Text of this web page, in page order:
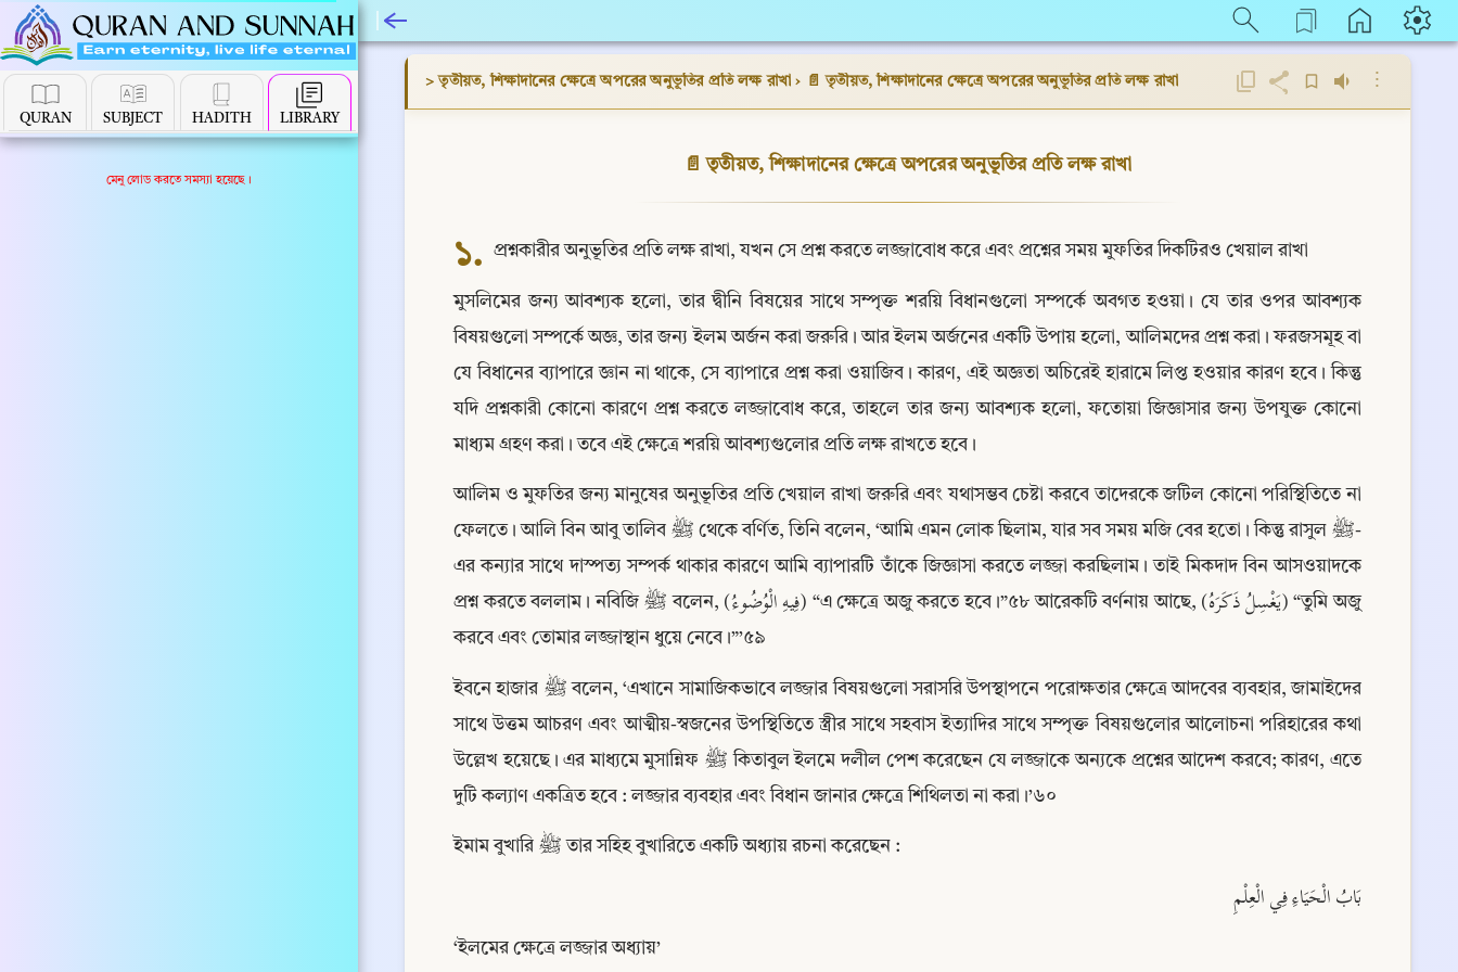
QURAN SUBJECT HADITH LIBRARY
মেনু লোড করতে সমস্যা হয়েছে।
> তৃতীয়ত, শিক্ষাদানের ক্ষেত্রে অপরের অনুভূতির প্রতি লক্ষ রাখা › 📄 তৃতীয়ত, শিক্ষাদানের ক্ষেত্রে অপরের অনুভূতির প্রতি লক্ষ রাখা ⋮
📄 তৃতীয়ত, শিক্ষাদানের ক্ষেত্রে অপরের অনুভূতির প্রতি লক্ষ রাখা
১. প্রশ্নকারীর অনুভূতির প্রতি লক্ষ রাখা, যখন সে প্রশ্ন করতে লজ্জাবোধ করে এবং প্রশ্নের সময় মুফতির দিকটিরও খেয়াল রাখা
মুসলিমের জন্য আবশ্যক হলো, তার দ্বীনি বিষয়ের সাথে সম্পৃক্ত শরয়ি বিধানগুলো সম্পর্কে অবগত হওয়া। যে তার ওপর আবশ্যক
বিষয়গুলো সম্পর্কে অজ্ঞ, তার জন্য ইলম অর্জন করা জরুরি। আর ইলম অর্জনের একটি উপায় হলো, আলিমদের প্রশ্ন করা। ফরজসমূহ বা
যে বিধানের ব্যাপারে জ্ঞান না থাকে, সে ব্যাপারে প্রশ্ন করা ওয়াজিব। কারণ, এই অজ্ঞতা অচিরেই হারামে লিপ্ত হওয়ার কারণ হবে। কিন্তু
যদি প্রশ্নকারী কোনো কারণে প্রশ্ন করতে লজ্জাবোধ করে, তাহলে তার জন্য আবশ্যক হলো, ফতোয়া জিজ্ঞাসার জন্য উপযুক্ত কোনো
মাধ্যম গ্রহণ করা। তবে এই ক্ষেত্রে শরয়ি আবশ্যগুলোর প্রতি লক্ষ রাখতে হবে।
আলিম ও মুফতির জন্য মানুষের অনুভূতির প্রতি খেয়াল রাখা জরুরি এবং যথাসম্ভব চেষ্টা করবে তাদেরকে জটিল কোনো পরিস্থিতিতে না
ফেলতে। আলি বিন আবু তালিব ﷺ থেকে বর্ণিত, তিনি বলেন, ‘আমি এমন লোক ছিলাম, যার সব সময় মজি বের হতো। কিন্তু রাসুল ﷺ-
এর কন্যার সাথে দাস্পত্য সম্পর্ক থাকার কারণে আমি ব্যাপারটি তাঁকে জিজ্ঞাসা করতে লজ্জা করছিলাম। তাই মিকদাদ বিন আসওয়াদকে
প্রশ্ন করতে বললাম। নবিজি ﷺ বলেন, (فِيهِ الْوُضُوءُ) “এ ক্ষেত্রে অজু করতে হবে।”৫৮ আরেকটি বর্ণনায় আছে, (يَغْسِلُ ذَكَرَهُ) “তুমি অজু
করবে এবং তোমার লজ্জাস্থান ধুয়ে নেবে।”’৫৯
ইবনে হাজার ﷺ বলেন, ‘এখানে সামাজিকভাবে লজ্জার বিষয়গুলো সরাসরি উপস্থাপনে পরোক্ষতার ক্ষেত্রে আদবের ব্যবহার, জামাইদের
সাথে উত্তম আচরণ এবং আত্মীয়-স্বজনের উপস্থিতিতে স্ত্রীর সাথে সহবাস ইত্যাদির সাথে সম্পৃক্ত বিষয়গুলোর আলোচনা পরিহারের কথা
উল্লেখ হয়েছে। এর মাধ্যমে মুসান্নিফ ﷺ কিতাবুল ইলমে দলীল পেশ করেছেন যে লজ্জাকে অন্যকে প্রশ্নের আদেশ করবে; কারণ, এতে
দুটি কল্যাণ একত্রিত হবে : লজ্জার ব্যবহার এবং বিধান জানার ক্ষেত্রে শিথিলতা না করা।’৬০
ইমাম বুখারি ﷺ তার সহিহ বুখারিতে একটি অধ্যায় রচনা করেছেন :
بَابُ الْحَيَاءِ فِي الْعِلْمِ
‘ইলমের ক্ষেত্রে লজ্জার অধ্যায়’
Copy